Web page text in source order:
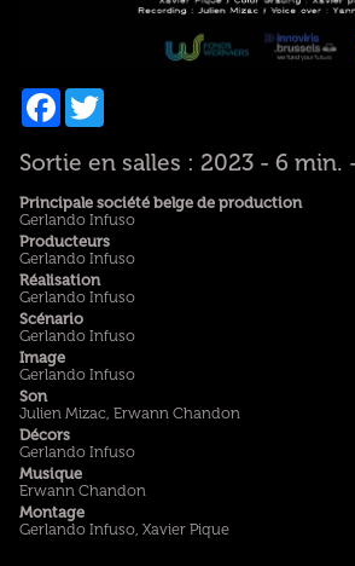
Facebook
Twitter
Sortie en salles : 2023 - 6
Principale société belge de production
Gerlando Infuso
Producteurs
Gerlando Infuso
Réalisation
Gerlando Infuso
Scénario
Gerlando Infuso
Image
Gerlando Infuso
Son
Julien Mizac, Erwann Chandon
Décors
Gerlando Infuso
Musique
Erwann Chandon
Montage
Gerlando Infuso, Xavier Pique